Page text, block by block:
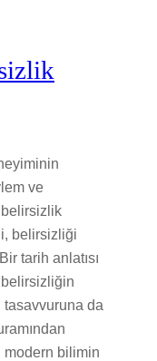
ve
belirsizliği
tarih anlatısı
tasavvuruna da
modern bilimin